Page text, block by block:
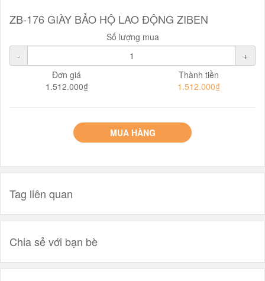
ZB-176 GIÀY BẢO HỘ LAO ĐỘNG ZIBEN
Số lượng mua
-
+
Đơn giá
1.512.000₫
Thành tiền
1.512.000₫
MUA HÀNG
Tag liên quan
Chia sẻ với bạn bè